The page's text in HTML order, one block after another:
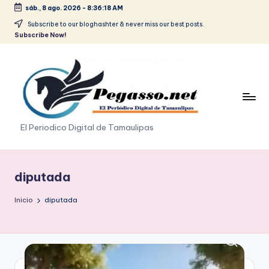
Saltar
sáb., 8 ago. 2026 - 8:36:20 AM
Subscribe to our bloghashter & never miss our best posts.
Subscribe Now!
p
e
g
a
s
.
El Periodico Digital de Tamaulipas
diputada
Inicio diputada